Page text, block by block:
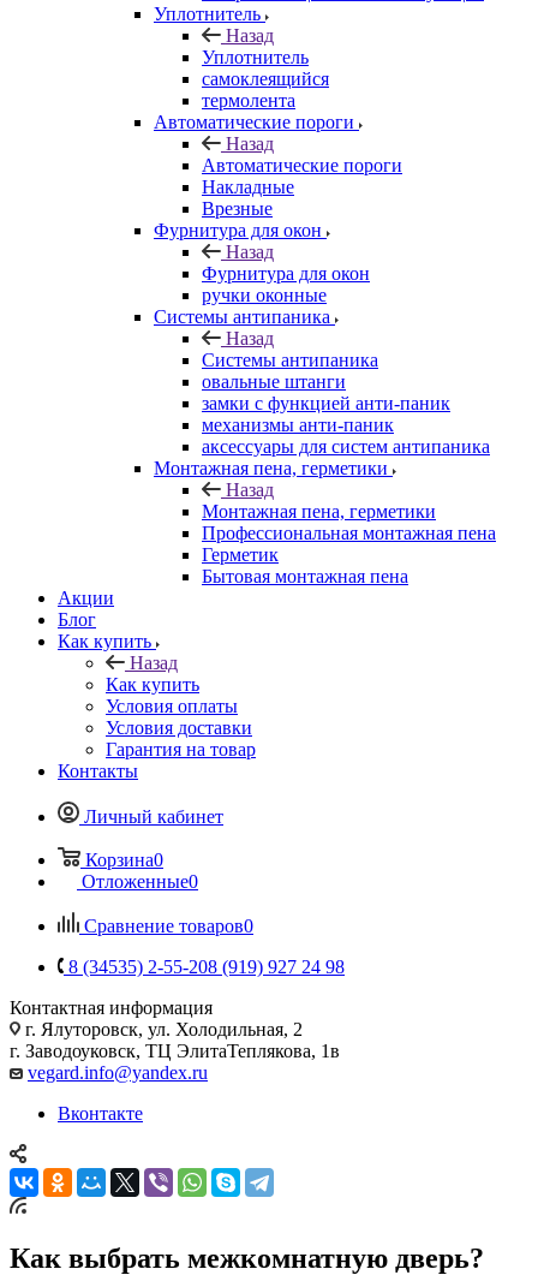
Уплотнитель
Назад
Уплотнитель
самоклеящийся
термолента
Автоматические пороги
Назад
Автоматические пороги
Накладные
Врезные
Фурнитура для окон
Назад
Фурнитура для окон
ручки оконные
Системы антипаника
Назад
Системы антипаника
овальные штанги
замки с функцией анти-паник
механизмы анти-паник
аксессуары для систем антипаника
Монтажная пена, герметики
Назад
Монтажная пена, герметики
Профессиональная монтажная пена
Герметик
Бытовая монтажная пена
Акции
Блог
Как купить
Назад
Как купить
Условия оплаты
Условия доставки
Гарантия на товар
Контакты
Личный кабинет
Корзина0
Отложенные0
Сравнение товаров0
8 (34535) 2-55-208 (919) 927 24 98
Контактная информация
г. Ялуторовск, ул. Холодильная, 2
г. Заводоуковск, ​ТЦ Элита​Теплякова, 1в
vegard.info@yandex.ru
Вконтакте
Как выбрать межкомнатную дверь?